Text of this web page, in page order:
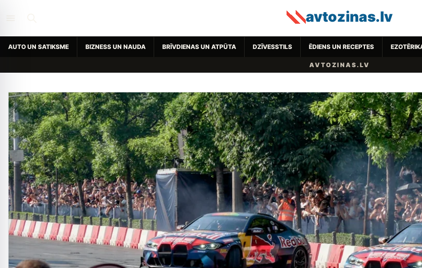
avtozinas.lv
AUTO UN SATIKSME BIZNESS UN NAUDA BRĪVDIENAS UN ATPŪTA DZĪVESSTILS ĒDIENS UN RECEPTES
AVTOZINAS.LV